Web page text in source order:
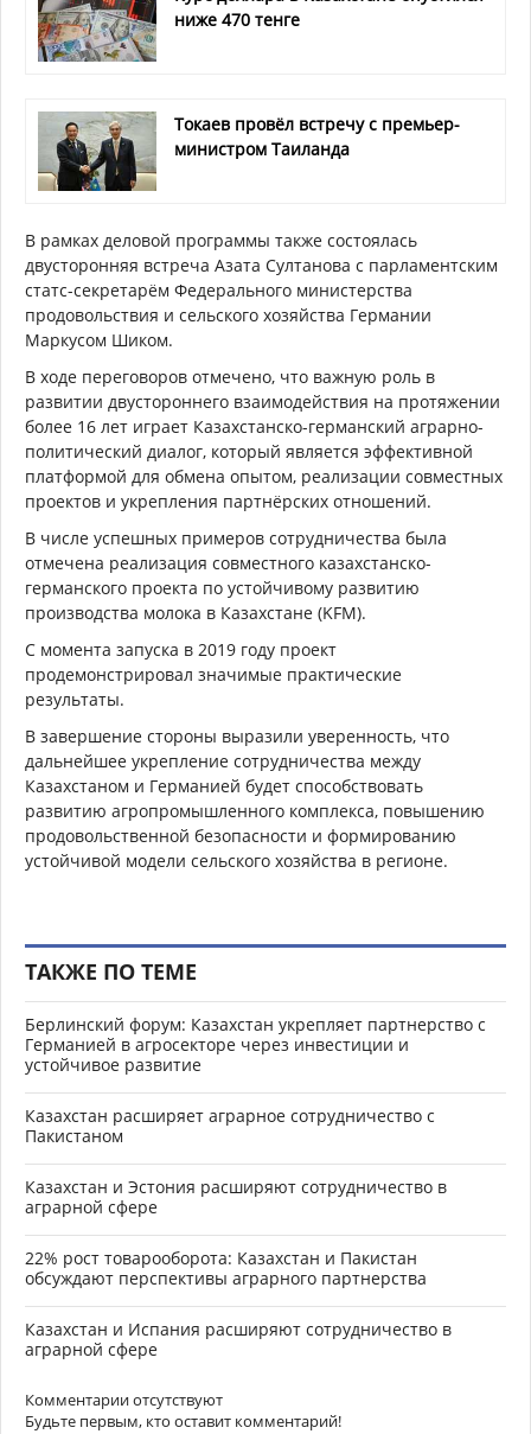
ниже 470 тенге
Токаев провёл встречу с премьер-
министром Таиланда
В рамках деловой программы также состоялась
двусторонняя встреча Азата Султанова с парламентским
статс-секретарём Федерального министерства
продовольствия и сельского хозяйства Германии
Маркусом Шиком.
В ходе переговоров отмечено, что важную роль в
развитии двустороннего взаимодействия на протяжении
более 16 лет играет Казахстанско-германский аграрно-
политический диалог, который является эффективной
платформой для обмена опытом, реализации совместных
проектов и укрепления партнёрских отношений.
В числе успешных примеров сотрудничества была
отмечена реализация совместного казахстанско-
германского проекта по устойчивому развитию
производства молока в Казахстане (KFM).
С момента запуска в 2019 году проект
продемонстрировал значимые практические
результаты.
В завершение стороны выразили уверенность, что
дальнейшее укрепление сотрудничества между
Казахстаном и Германией будет способствовать
развитию агропромышленного комплекса, повышению
продовольственной безопасности и формированию
устойчивой модели сельского хозяйства в регионе.
ТАКЖЕ ПО ТЕМЕ
Берлинский форум: Казахстан укрепляет партнерство с
Германией в агросекторе через инвестиции и
устойчивое развитие
Казахстан расширяет аграрное сотрудничество с
Пакистаном
Казахстан и Эстония расширяют сотрудничество в
аграрной сфере
22% рост товарооборота: Казахстан и Пакистан
обсуждают перспективы аграрного партнерства
Казахстан и Испания расширяют сотрудничество в
аграрной сфере
Комментарии отсутствуют
Будьте первым, кто оставит комментарий!